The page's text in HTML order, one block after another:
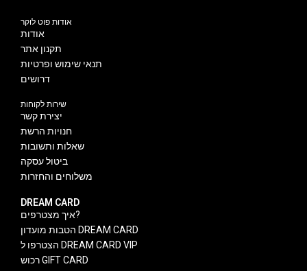
אודות פוט לוקר
אודות
תקנון אתר
תנאי שימוש ופרטיות
דרושים
שירות לקוחות
יצירת קשר
חנויות הרשת
שאלות ותשובות
ביטול עסקה
משלוחים והחזרות
DREAM CARD
איך מצטרפים?
הטבות מועדון DREAM CARD
הצטרפו ל DREAM CARD VIP
רכוש GIFT CARD